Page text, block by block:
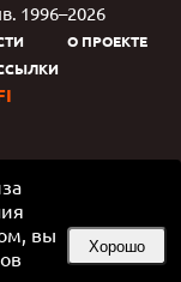
вы
Хорошо
1996–2026
О ПРОЕКТЕ